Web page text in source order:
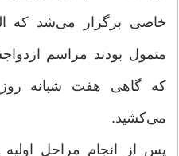
خاصی برگزار می‌شد که
متمول بودند مراسم
که گاهی هفت شبانه
می‌کشید.
پس از انجام مراحل